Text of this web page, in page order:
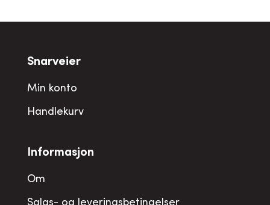
Snarveier
Min konto
Handlekurv
Informasjon
Om